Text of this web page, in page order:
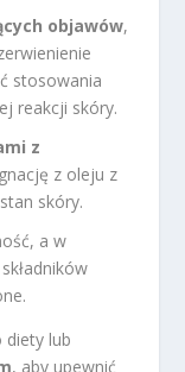
objawów,
stosowania
reakcji skóry.
z
z oleju z
skóry.
a w
diety lub
, aby upewnić